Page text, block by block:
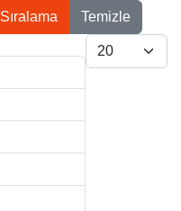
Sıralama Temizle
Göster #